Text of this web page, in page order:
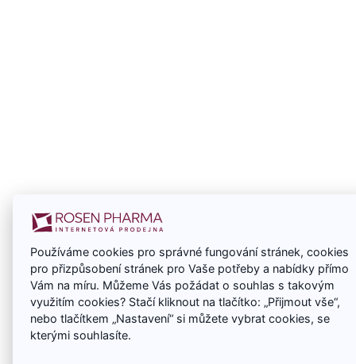
Používáme cookies pro správné fungování stránek, cookies
pro přizpůsobení stránek pro Vaše potřeby a nabídky přímo
Vám na míru. Můžeme Vás požádat o souhlas s takovým
využitím cookies? Stačí kliknout na tlačítko: „Přijmout vše“,
nebo tlačítkem „Nastavení“ si můžete vybrat cookies, se
kterými souhlasíte.